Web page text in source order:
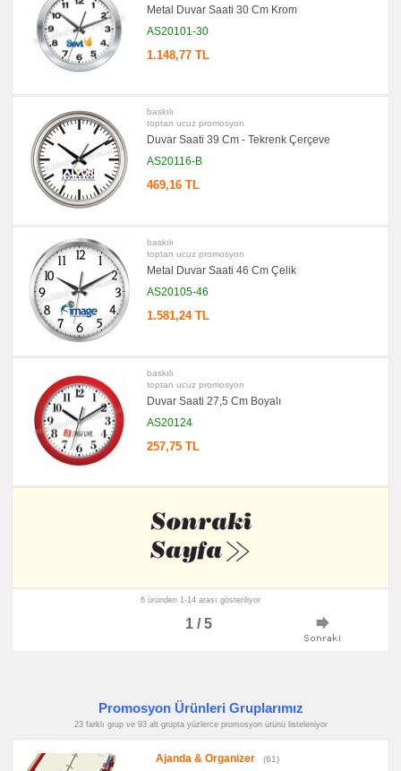
Metal Duvar Saati 30 Cm Krom
AS20101-30
1.148,77 TL
baskılı
toptan ucuz promosyon
Duvar Saati 39 Cm - Tekrenk Çerçeve
AS20116-B
469,16 TL
baskılı
toptan ucuz promosyon
Metal Duvar Saati 46 Cm Çelik
AS20105-46
1.581,24 TL
baskılı
toptan ucuz promosyon
Duvar Saati 27,5 Cm Boyalı
AS20124
257,75 TL
6 üründen 1-14 arası gösteriliyor
1 / 5
Promosyon Ürünleri Gruplarımız
23 farklı grup ve 93 alt grupta yüzlerce promosyon ürünü listeleniyor
Ajanda & Organizer (61)